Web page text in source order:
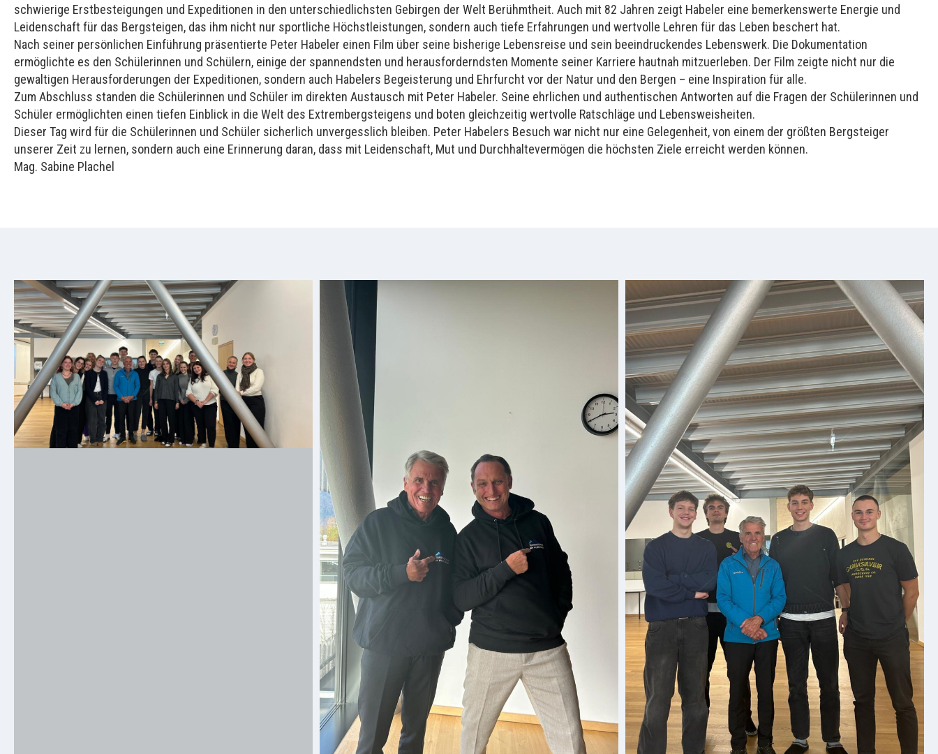
schwierige Erstbesteigungen und Expeditionen in den unterschiedlichsten Gebirgen der Welt Berühmtheit. Auch mit 82 Jahren zeigt Habeler eine bemerkenswerte Energie und
Leidenschaft für das Bergsteigen, das ihm nicht nur sportliche Höchstleistungen, sondern auch tiefe Erfahrungen und wertvolle Lehren für das Leben beschert hat.
Nach seiner persönlichen Einführung präsentierte Peter Habeler einen Film über seine bisherige Lebensreise und sein beeindruckendes Lebenswerk. Die Dokumentation
ermöglichte es den Schülerinnen und Schülern, einige der spannendsten und herausforderndsten Momente seiner Karriere hautnah mitzuerleben. Der Film zeigte nicht nur die
gewaltigen Herausforderungen der Expeditionen, sondern auch Habelers Begeisterung und Ehrfurcht vor der Natur und den Bergen – eine Inspiration für alle.
Zum Abschluss standen die Schülerinnen und Schüler im direkten Austausch mit Peter Habeler. Seine ehrlichen und authentischen Antworten auf die Fragen der Schülerinnen und
Schüler ermöglichten einen tiefen Einblick in die Welt des Extrembergsteigens und boten gleichzeitig wertvolle Ratschläge und Lebensweisheiten.
Dieser Tag wird für die Schülerinnen und Schüler sicherlich unvergesslich bleiben. Peter Habelers Besuch war nicht nur eine Gelegenheit, von einem der größten Bergsteiger
unserer Zeit zu lernen, sondern auch eine Erinnerung daran, dass mit Leidenschaft, Mut und Durchhaltevermögen die höchsten Ziele erreicht werden können.
Mag. Sabine Plachel